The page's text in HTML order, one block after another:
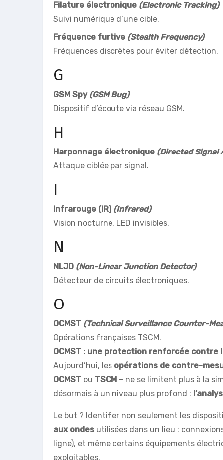
Filature électronique (Electronic Tracking)
Suivi numérique d’une cible.
Fréquence furtive (Stealth Frequency)
Fréquences discrètes pour éviter détection.
G
GSM Spy (GSM Bug)
Dispositif d’écoute via réseau GSM.
H
Harponnage électronique (Directed Signal
Attaque ciblée par signal.
I
Infrarouge (IR) (Infrared)
Vision nocturne, LED invisibles.
N
NLJD (Non-Linear Junction Detector)
Détecteur de circuits électroniques.
O
OCMST (Technical Surveillance Counter-
Opérations françaises TSCM.
OCMST : une protection renforcée contre
Aujourd’hui, les opérations de contre-
OCMST ou TSCM – ne se limitent plus à la
désormais à un niveau plus profond :
Le but ? Identifier non seulement les
aux ondes utilisées dans un lieu :
ligne), et même certains équipements
exploitables.